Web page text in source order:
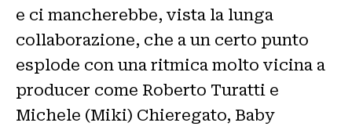
e ci mancherebbe, vista la lunga
collaborazione, che a un certo punto
esplode con una ritmica molto vicina a
producer come Roberto Turatti e
Michele (Miki) Chieregato, Baby